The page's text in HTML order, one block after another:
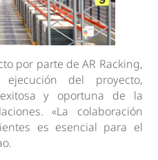
por parte de AR Racking,
del proyecto,
y oportuna de la
«La colaboración
es esencial para el